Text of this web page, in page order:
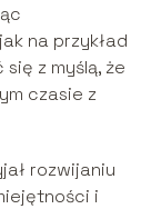
na przykład
z myślą, że
czasie z
rozwijaniu
i